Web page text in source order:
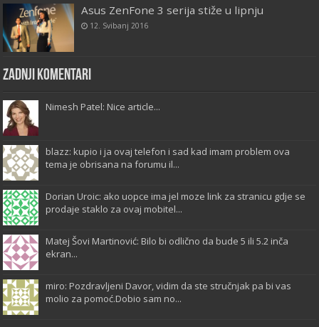
Asus ZenFone 3 serija stiže u lipnju
12. Svibanj 2016
Zadnji komentari
Nimesh Patel: Nice article...
blazz: kupio i ja ovaj telefon i sad kad imam problem ova
tema je obrisana na forumu il...
Dorian Uroic: ako uopce ima jel moze link za stranicu gdje se
prodaje staklo za ovaj mobitel...
Matej Šovi Martinović: Bilo bi odlično da bude 5 ili 5.2 inča
ekran...
miro: Pozdravljeni Davor, vidim da ste stručnjak pa bi vas
molio za pomoć.Dobio sam no...